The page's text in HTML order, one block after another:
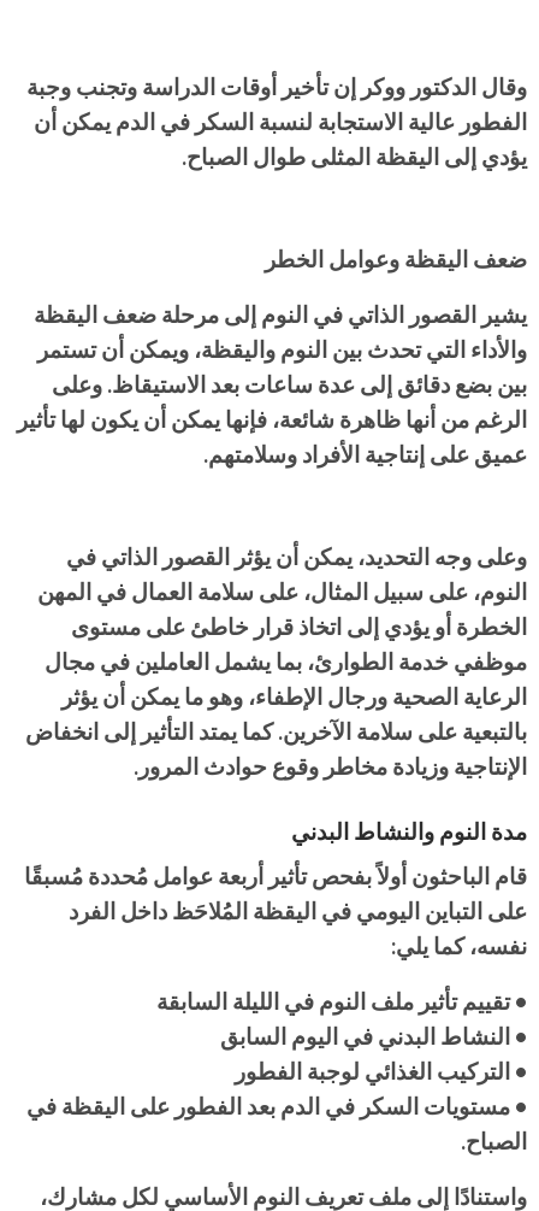
وقال الدكتور ووكر إن تأخير أوقات الدراسة وتجنب وجبة
الفطور عالية الاستجابة لنسبة السكر في الدم يمكن أن
يؤدي إلى اليقظة المثلى طوال الصباح.
ضعف اليقظة وعوامل الخطر
يشير القصور الذاتي في النوم إلى مرحلة ضعف اليقظة
والأداء التي تحدث بين النوم واليقظة، ويمكن أن تستمر
بين بضع دقائق إلى عدة ساعات بعد الاستيقاظ. وعلى
الرغم من أنها ظاهرة شائعة، فإنها يمكن أن يكون لها تأثير
عميق على إنتاجية الأفراد وسلامتهم.
وعلى وجه التحديد، يمكن أن يؤثر القصور الذاتي في
النوم، على سبيل المثال، على سلامة العمال في المهن
الخطرة أو يؤدي إلى اتخاذ قرار خاطئ على مستوى
موظفي خدمة الطوارئ، بما يشمل العاملين في مجال
الرعاية الصحية ورجال الإطفاء، وهو ما يمكن أن يؤثر
بالتبعية على سلامة الآخرين. كما يمتد التأثير إلى انخفاض
الإنتاجية وزيادة مخاطر وقوع حوادث المرور.
مدة النوم والنشاط البدني
قام الباحثون أولاً بفحص تأثير أربعة عوامل مُحددة مُسبقًا
على التباين اليومي في اليقظة المُلاحَظ داخل الفرد
نفسه، كما يلي:
• تقييم تأثير ملف النوم في الليلة السابقة
• النشاط البدني في اليوم السابق
• التركيب الغذائي لوجبة الفطور
• مستويات السكر في الدم بعد الفطور على اليقظة في
الصباح.
واستنادًا إلى ملف تعريف النوم الأساسي لكل مشارك،